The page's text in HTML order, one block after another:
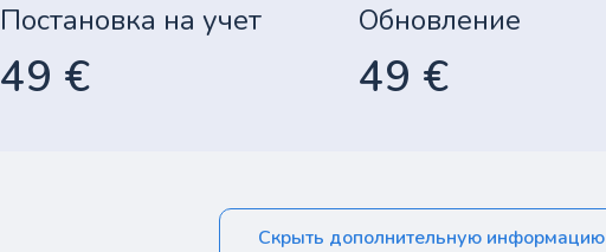
Постановка на учет
49 €
Обновление
49 €
Скрыть дополнительную информацию